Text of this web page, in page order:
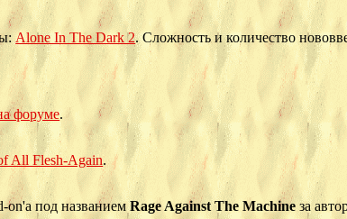
Alone In The Dark 2. Сложность и количество
форуме.
All Flesh-Again.
on'а под названиемRage Against The Machine за